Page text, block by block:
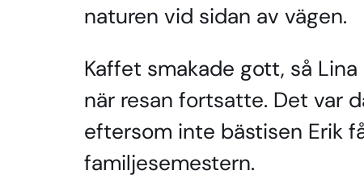
naturen vid sidan av vägen.
Kaffet smakade gott, så
när resan fortsatte. Det var
eftersom inte bästisen Erik
familjesemestern.